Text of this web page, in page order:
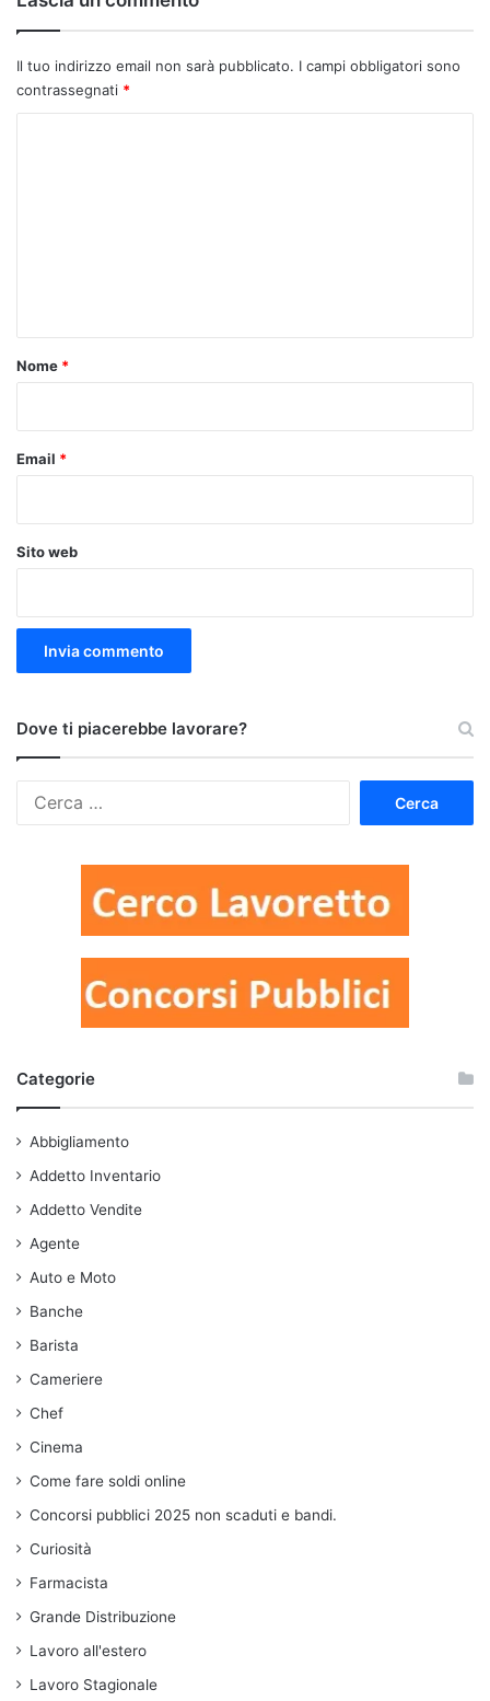
Il tuo indirizzo email non sarà pubblicato. I campi obbligatori sono
contrassegnati *
o
Nome *
Email *
Sito web
Dove ti piacerebbe lavorare?
Categorie
Abbigliamento
Addetto Inventario
Addetto Vendite
Agente
Auto e Moto
Banche
Barista
Cameriere
Chef
Cinema
Come fare soldi online
Concorsi pubblici 2025 non scaduti e bandi.
Curiosità
Farmacista
Grande Distribuzione
Lavoro all'estero
Lavoro Stagionale